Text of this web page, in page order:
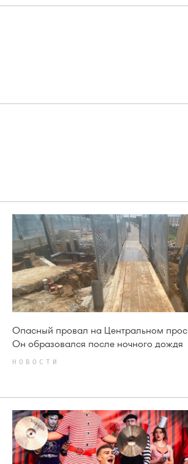
Опасный провал на Центральном
Он образовался после ночного дождя
НОВОСТИ